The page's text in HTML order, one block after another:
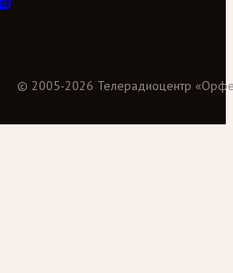
© 2005-2026 Телерадиоцентр